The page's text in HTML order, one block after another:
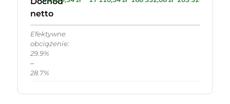
netto
Efektywne
obciążenie:
29.9%
–
28.7%